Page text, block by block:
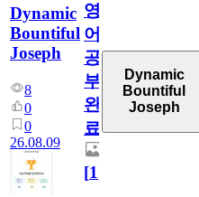
Dynamic
Bountiful
Joseph
8
0
0
26.08.09
영
어
공
부
완
료
[1]
Dynamic
Bountiful
Joseph